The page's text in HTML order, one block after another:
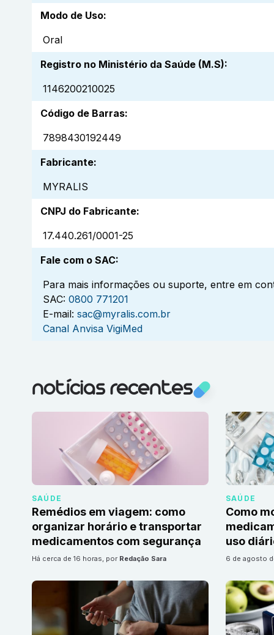
Modo de Uso:
Oral
Registro no Ministério da Saúde (M.S):
1146200210025
Código de Barras:
7898430192449
Fabricante:
MYRALIS
CNPJ do Fabricante:
17.440.261/0001-25
Fale com o SAC:
Para mais informações ou suporte, entre em
SAC: 0800 771201
E-mail: sac@myralis.com.br
Canal Anvisa VigiMed
notícias recentes
SAÚDE
Remédios em viagem: como
organizar horário e transportar
medicamentos com segurança
há cerca de 16 horas, por Redação Sara
SAÚDE
Como
uso
6 de agosto